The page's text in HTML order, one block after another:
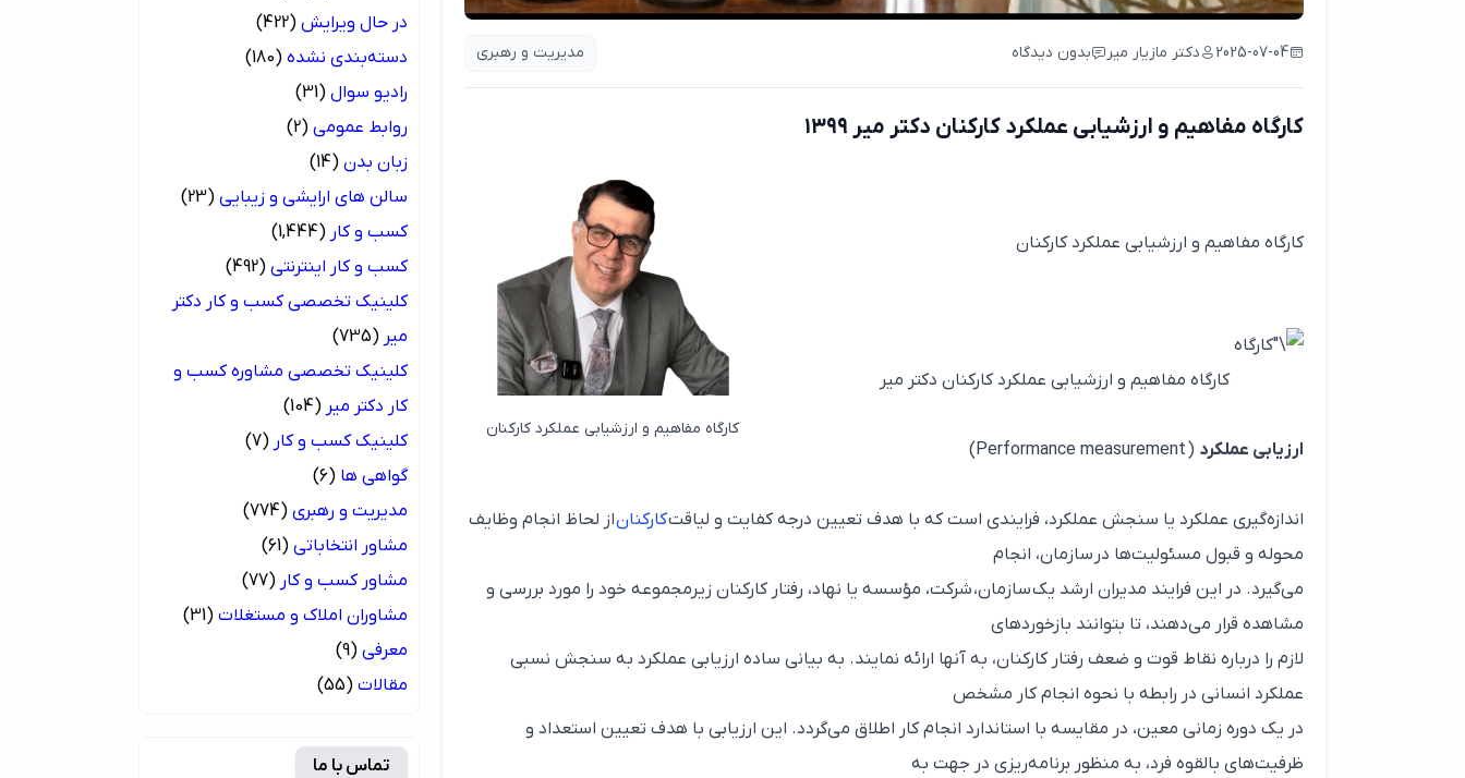
2025-07-04 دکتر مازیار میر بدون دیدگاه مدیریت و رهبری
کارگاه مفاهیم و ارزشیابی عملکرد کارکنان دکتر میر ۱۳۹۹
کارگاه مفاهیم و ارزشیابی عملکرد کارکنان
کارگاه مفاهیم و ارزشیابی عملکرد کارکنان
کارگاه مفاهیم و ارزشیابی عملکرد کارکنان دکتر میر
ارزیابی عملکرد (
Performance measurement
اندازه‌گیری عملکرد یا سنجش عملکرد، فرایندی است که با هدف تعیین درجه کفایت و لیاقتکارکناناز لحاظ انجام وظایف
محوله و قبول مسئولیت‌ها در سازمان، انجام
می‌گیرد. در این فرایند مدیران ارشد یک سازمان، شرکت، مؤسسه یا نهاد، رفتار کارکنان زیرمجموعه خود را مورد بررسی و
مشاهده قرار می‌دهند، تا بتوانند بازخوردهای
لازم را درباره نقاط قوت و ضعف رفتار کارکنان، به آنها ارائه نمایند. به بیانی ساده ارزیابی عملکرد به سنجش نسبی
عملکرد انسانی در رابطه با نحوه انجام کار مشخص
در یک دوره زمانی معین، در مقایسه با استاندارد انجام کار اطلاق می‌گردد. این ارزیابی با هدف تعیین استعداد و
ظرفیت‌های بالقوه فرد، به منظور برنامه‌ریزی در جهت به
در حال ویرایش (422)
دسته‌بندی نشده (180)
رادیو سوال (31)
روابط عمومی (2)
زبان بدن (14)
سالن های ارایشی و زیبایی (23)
کسب و کار (1,444)
کسب و کار اینترنتی (492)
کلینیک تخصصی کسب و کار دکتر
میر (735)
کلینیک تخصصی مشاوره کسب و
کار دکتر میر (104)
کلینیک کسب و کار (7)
گواهی ها (6)
مدیریت و رهبری (774)
مشاور انتخاباتی (61)
مشاور کسب و کار (77)
مشاوران املاک و مستغلات (31)
معرفی (9)
مقالات (55)
تماس با ما